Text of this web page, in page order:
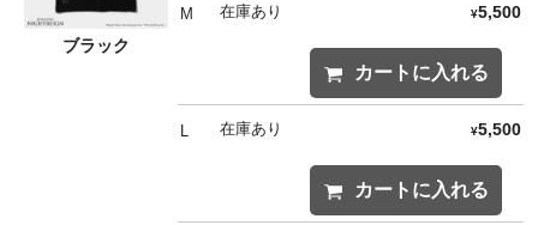
ブラック
M 在庫あり ¥5,500
カートに入れる
在庫あり ¥5,500
カートに入れる